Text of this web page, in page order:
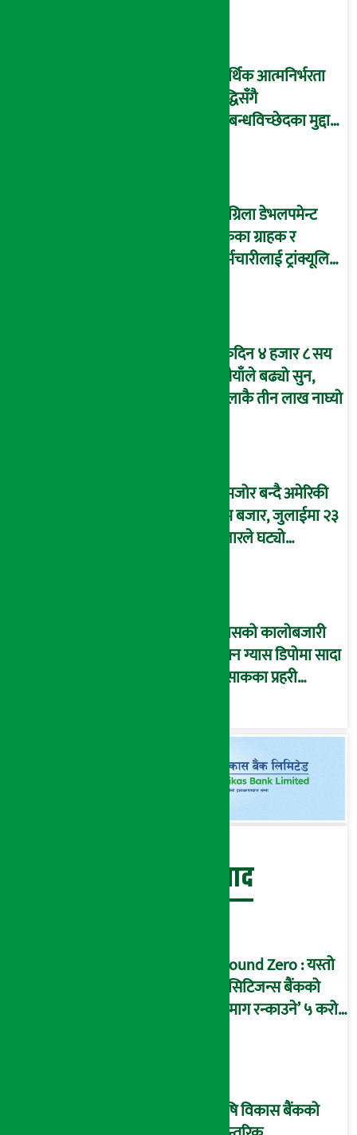
आर्थिक आत्मनिर्भरता
वृद्धिसँगै
सम्बन्धविच्छेदका मुद्दा
सांग्रिला डेभलपमेन्ट
बैंकका ग्राहक र
कर्मचारीलाई ट्रांक्यूलिटि
एकैदिन ४ हजार ८ सय
रुपैयाँले बढ्यो सुन,
तोलाकै तीन लाख नाघ्यो
कमजोर बन्दै अमेरिकी
श्रम बजार, जुलाईमा २३
हजारले घट्यो
ग्यासको कालोबजारी
रोक्न ग्यास डिपोमा सादा
पोसाकका प्रहरी
बेथिति मुर्दाबाद
Ground Zero : यस्तो
छ सिटिजन्स बैंकको
‘दिमाग रन्काउने’ ५ करोड
कृषि विकास बैंकको